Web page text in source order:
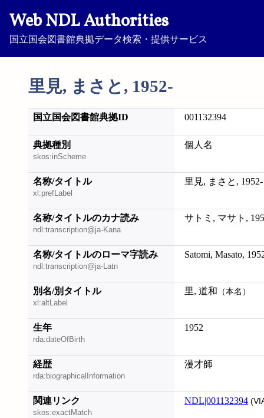
Web NDL Authorities
国立国会図書館典拠データ検索・提供サービス
里見, まさと, 1952-
国立国会図書館典拠ID 001132394
典拠種別
skos:inScheme
個人名
名称/タイトル
xl:prefLabel
里見, まさと, 1952-
名称/タイトルのカナ読み
ndl:transcription@ja-Kana
サトミ, マサト,
名称/タイトルのローマ字読み
ndl:transcription@ja-Latn
Satomi, Masato,
別名/別タイトル
xl:altLabel
里, 道和 （本名）
生年
rda:dateOfBirth
1952
経歴
rda:biographicalInformation
漫才師
関連リンク
skos:exactMatch
NDL|001132394